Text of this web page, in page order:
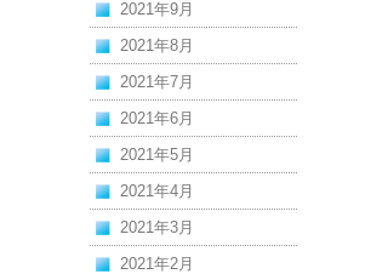
2021年9月
2021年8月
2021年7月
2021年6月
2021年5月
2021年4月
2021年3月
2021年2月